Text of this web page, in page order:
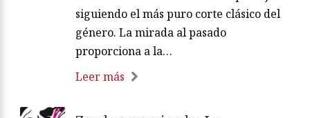
siguiendo el más puro corte clásico del
género. La mirada al pasado
proporciona a la…
Leer más